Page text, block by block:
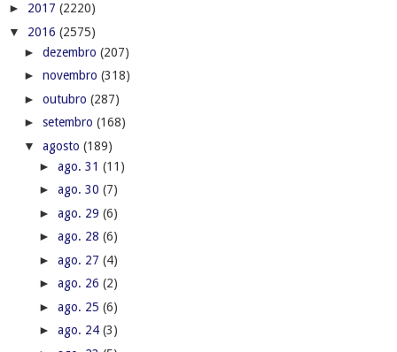
► 2017 (2220)
▼ 2016 (2575)
► dezembro (207)
► novembro (318)
► outubro (287)
► setembro (168)
▼ agosto (189)
► ago. 31 (11)
► ago. 30 (7)
► ago. 29 (6)
► ago. 28 (6)
► ago. 27 (4)
► ago. 26 (2)
► ago. 25 (6)
► ago. 24 (3)